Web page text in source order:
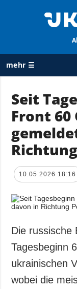
mehr ☰
ALLE
RUBRIKEN
Krieg
Wiederaufbau
der Ukraine
Politik
Wirtschaft
Gesellschaft
Kultur
Sport
Kriminalität
Seit
Front 60
10.05.2026 18:16
Die russische
Tagesbeginn
ukrainischen
wobei die